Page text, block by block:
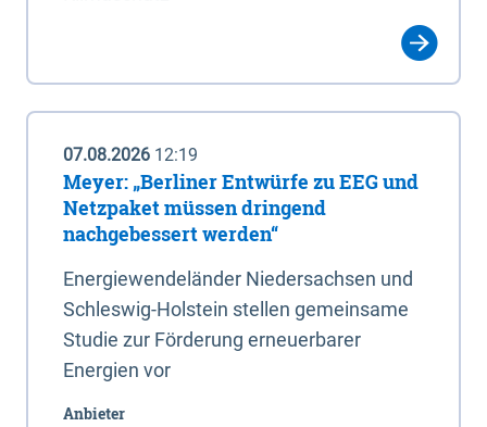
07.08.2026 12:19
Meyer: „Berliner Entwürfe zu EEG und
Netzpaket müssen dringend
nachgebessert werden“
Energiewendeländer Niedersachsen und
Schleswig-Holstein stellen gemeinsame
Studie zur Förderung erneuerbarer
Energien vor
Anbieter